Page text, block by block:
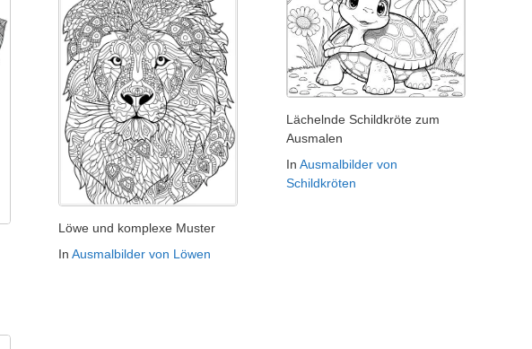
Löwe und komplexe Muster
InAusmalbilder von Löwen
Lächelnde Schildkröte zum
Ausmalen
InAusmalbilder von
Schildkröten